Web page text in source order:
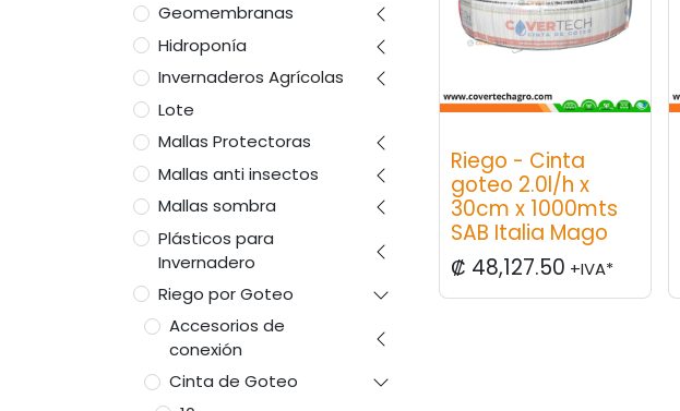
Geomembranas
Hidroponía
Invernaderos Agrícolas
Lote
Mallas Protectoras
Mallas anti insectos
Mallas sombra
Plásticos para
Invernadero
Riego por Goteo
Accesorios de
conexión
Cinta de Goteo
Riego - Cinta
goteo 2.0l/h x
30cm x 1000mts
SAB Italia Mago
₡ 48,127.50 +IVA*